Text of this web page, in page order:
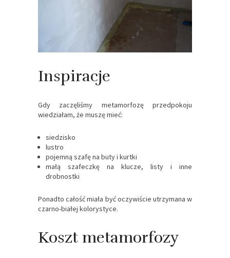
Inspiracje
Gdy zaczęliśmy metamorfozę przedpokoju
wiedziałam, że muszę mieć:
siedzisko
lustro
pojemną szafę na buty i kurtki
małą szafeczkę na klucze, listy i inne
drobnostki
Ponadto całość miała być oczywiście utrzymana w
czarno-białej kolorystyce.
Koszt metamorfozy